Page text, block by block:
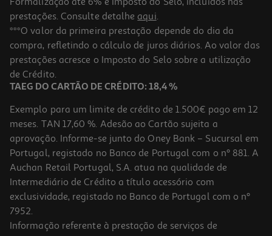
4.1 (37)
Porco Nacional Costeletas Mistas Kg
1.00 €/un
4,99 €/Kg
prestações. Consulte detalhe aqui.
***O valor da primeira prestação depende do dia da
compra, refletindo o cálculo de juros diários. Ao valor das
prestações acresce o Imposto do Selo sobre a utilização
de Crédito.
TAEG DO CARTÃO DE CRÉDITO: 18,4 %
Exemplo para um limite de crédito de 1.500€ pago em 12
meses. TAN 17,60 %. Adesão ao Cartão sujeita a
aprovação. Informe-se junto do Oney Bank – Sucursal em
Portugal, registado no Banco de Portugal com o nº 881. A
Auchan Retail Portugal, S.A. atua na qualidade de
Intermediário de Crédito a título acessório com
exclusividade, registado no Banco de Portugal com o nº
7952.
Informação referente à prestação de serviços de